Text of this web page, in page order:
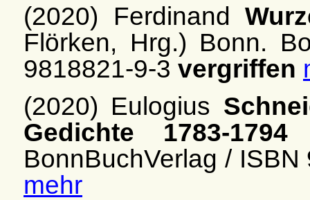
(2020) Ferdinand
Flörken, Hrg.) Bonn.
9818821-9-3 vergriffen
(2020) Eulogius
Gedichte 1783-1794
BonnBuchVerlag /
mehr